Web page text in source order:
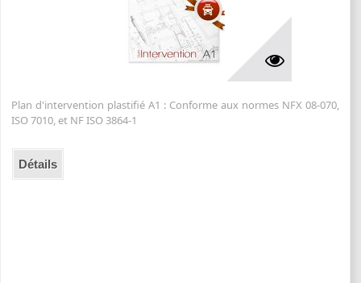
Plan d'intervention plastifié A1 : Conforme aux normes NFX 08-070,
ISO 7010, et NF ISO 3864-1
Détails